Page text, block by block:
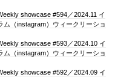
showcase #594／2024.11 イ
ム（instagram）ウィークリーショ
showcase #593／2024.10 イ
ム（instagram）ウィークリーショ
showcase #592／2024.09 イ